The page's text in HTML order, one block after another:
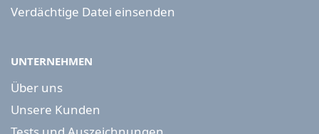
Verdächtige Datei einsenden
UNTERNEHMEN
Über uns
Unsere Kunden